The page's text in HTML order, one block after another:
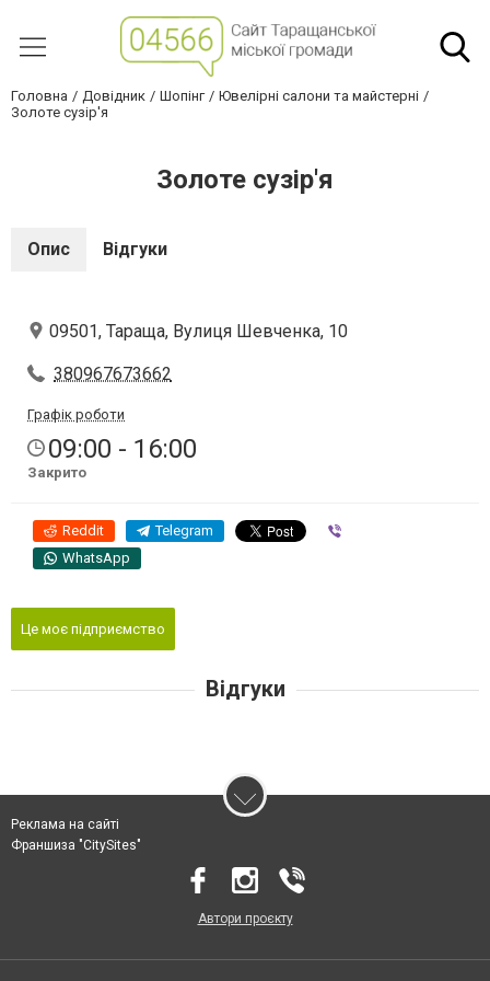
Головна Довідник Шопінг
Ювелірні салони та майстерні
Золоте сузір'я
Золоте сузір'я
Опис Відгуки
09501, Тараща, Вулиця Шевченка, 10
380967673662
Графік роботи
09:00 - 16:00
Закрито
Reddit Telegram
WhatsApp
Це моє підприємство
Відгуки
Реклама на сайті
Франшиза "CitySites"
Автори проєкту